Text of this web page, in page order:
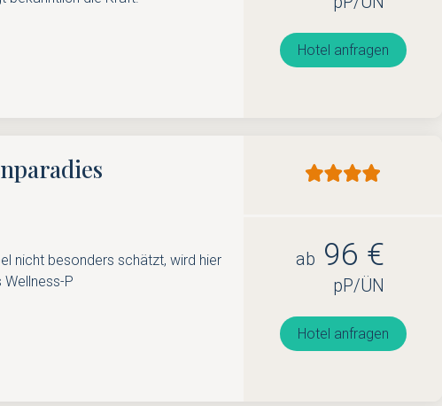
Hotel anfragen
nicht besonders schätzt, wird hier
Wellness-P
ab 96 €
pP/ÜN
Hotel anfragen